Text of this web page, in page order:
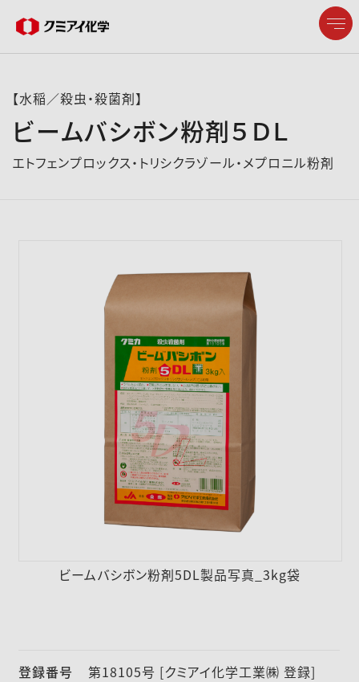
お問い合わせ English
企業情報
サステナビリティ
株主・投資家情報
【水稲／殺虫・殺菌剤】
ビームバシボン粉剤５ＤＬ
エトフェンプロックス・トリシクラゾール・メプロニル粉剤
ビームバシボン粉剤5DL製品写真_3kg袋
登録番号 第18105号 [クミアイ化学工業㈱ 登録]